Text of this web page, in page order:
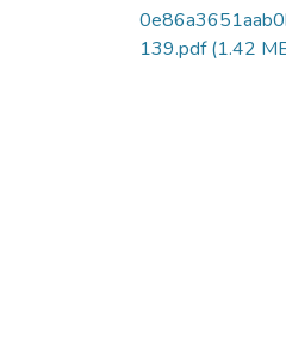
139.pdf(1.42